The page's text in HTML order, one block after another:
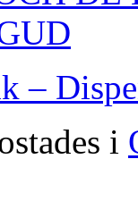
–
i